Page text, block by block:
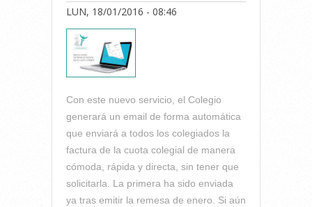
LUN, 18/01/2016 - 08:46
Con este nuevo servicio, el Colegio
generará un email de forma automática
que enviará a todos los colegiados la
factura de la cuota colegial de manera
cómoda, rápida y directa, sin tener que
solicitarla. La primera ha sido enviada
ya tras emitir la remesa de enero. Si aún